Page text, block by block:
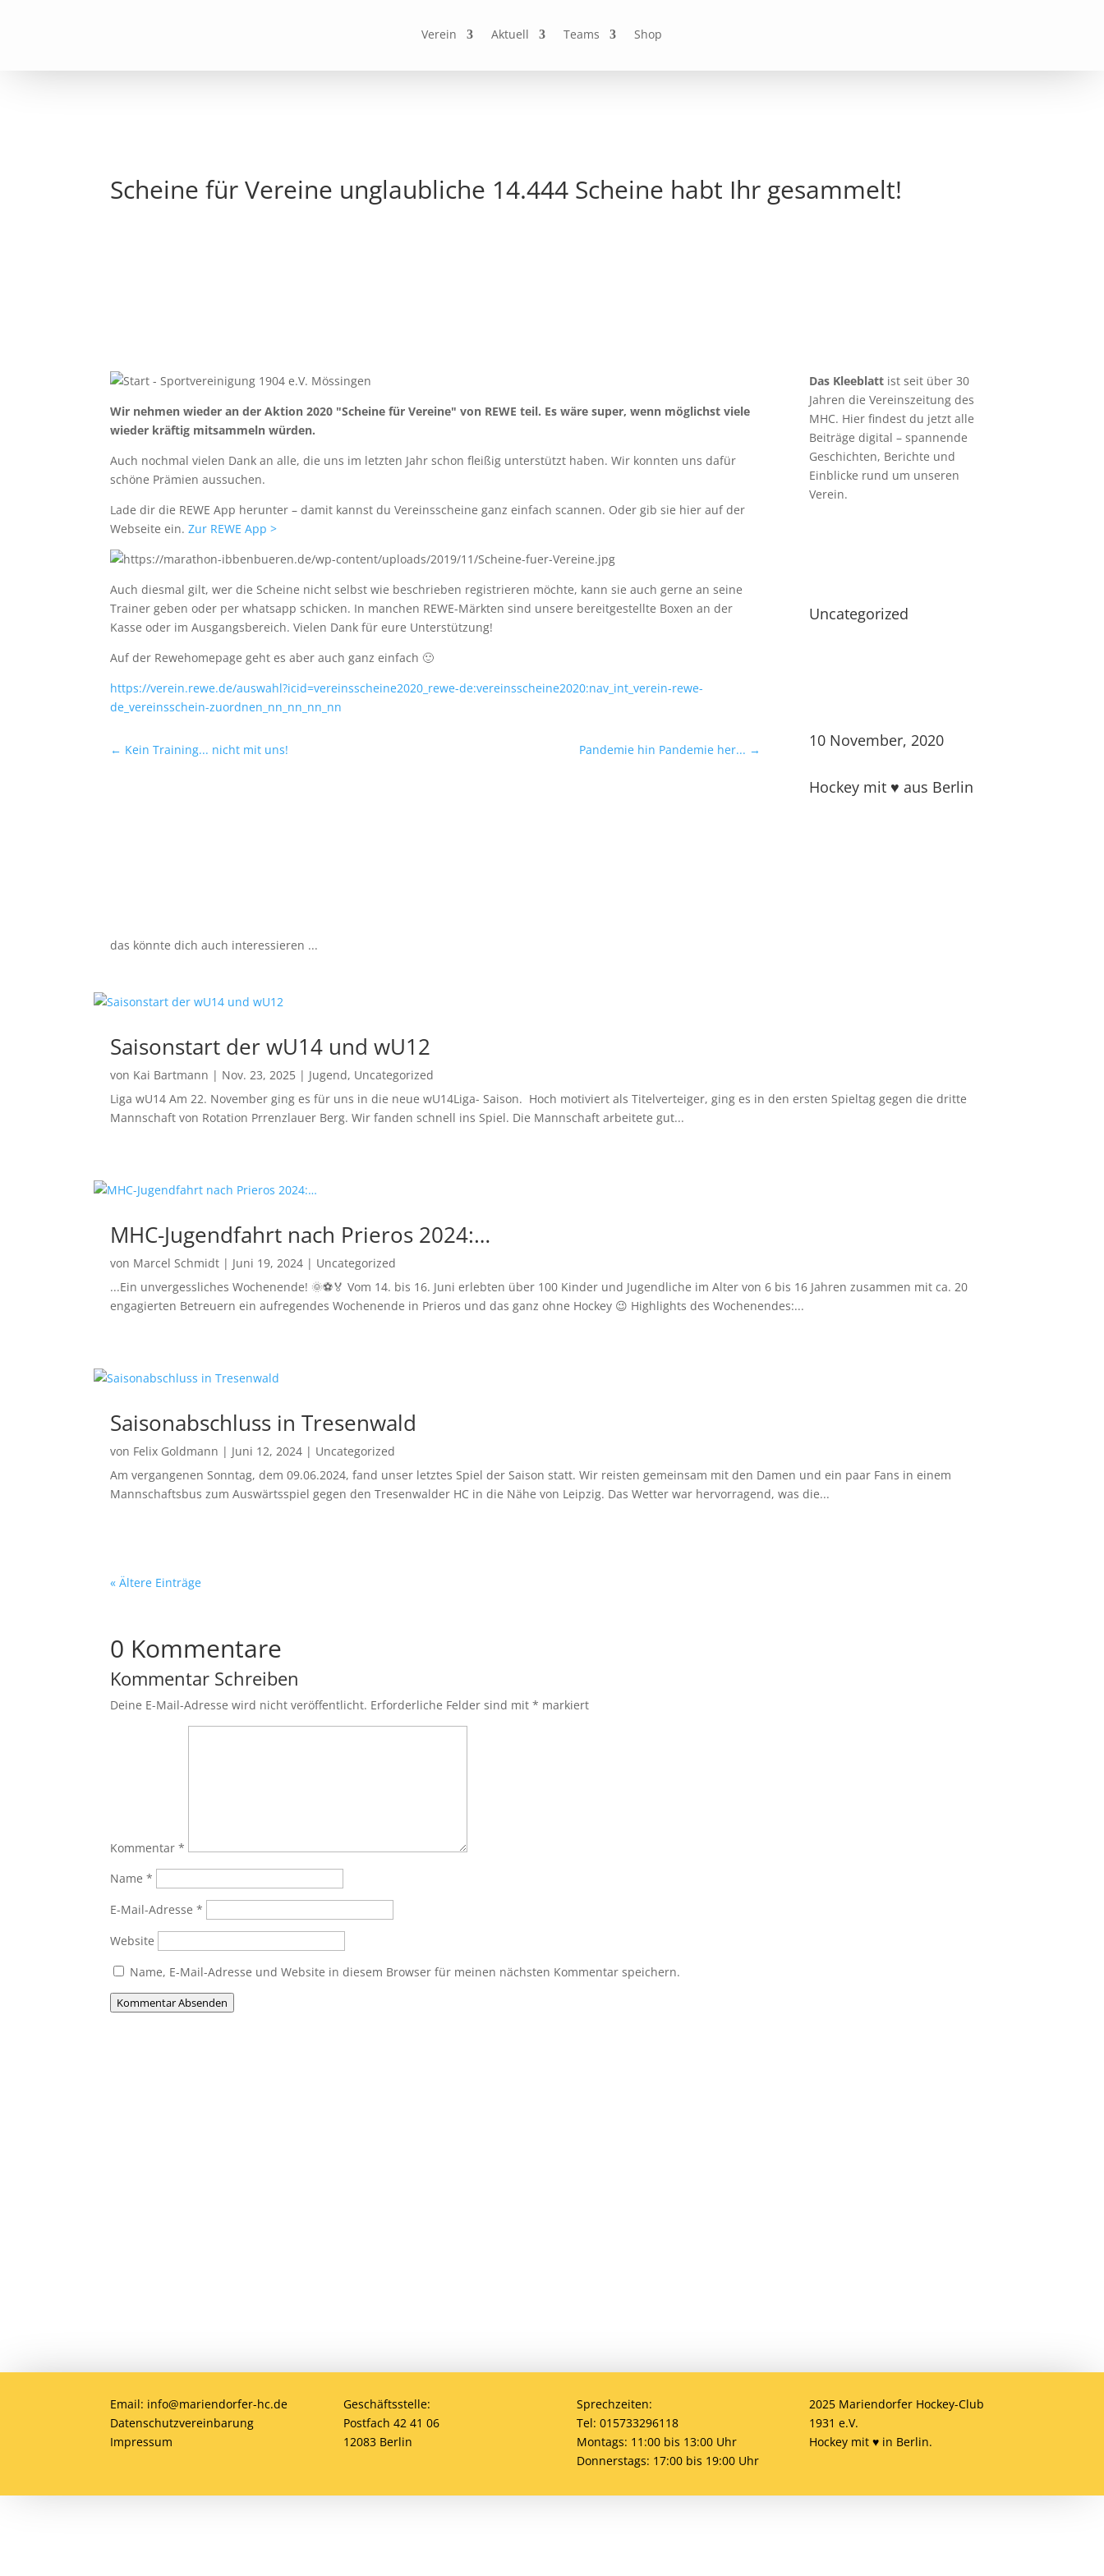
Verein Aktuell Teams Shop
Scheine für Vereine unglaubliche 14.444 Scheine habt Ihr gesammelt!
Wir nehmen wieder an der Aktion 2020 "Scheine für Vereine" von REWE teil. Es wäre super, wenn möglichst viele
wieder kräftig mitsammeln würden.
Auch nochmal vielen Dank an alle, die uns im letzten Jahr schon fleißig unterstützt haben. Wir konnten uns dafür
schöne Prämien aussuchen.
Lade dir die REWE App herunter – damit kannst du Vereinsscheine ganz einfach scannen. Oder gib sie hier auf der
Webseite ein.Zur REWE App >
Auch diesmal gilt, wer die Scheine nicht selbst wie beschrieben registrieren möchte, kann sie auch gerne an seine
Trainer geben oder per whatsapp schicken. In manchen REWE-Märkten sind unsere bereitgestellte Boxen an der
Kasse oder im Ausgangsbereich. Vielen Dank für eure Unterstützung!
Auf der Rewehomepage geht es aber auch ganz einfach 🙂
https://verein.rewe.de/auswahl?icid=vereinsscheine2020_rewe-de:vereinsscheine2020:nav_int_verein-rewe-
de_vereinsschein-zuordnen_nn_nn_nn_nn
← Kein Training... nicht mit uns! Pandemie hin Pandemie her... →
Das Kleeblatt ist seit über 30
Jahren die Vereinszeitung des
MHC. Hier findest du jetzt alle
Beiträge digital – spannende
Geschichten, Berichte und
Einblicke rund um unseren
Verein.
Uncategorized
10 November, 2020
Hockey mit ♥ aus Berlin
das könnte dich auch interessieren ...
Saisonstart der wU14 und wU12
von Kai Bartmann | Nov. 23, 2025 | Jugend, Uncategorized
Liga wU14 Am 22. November ging es für uns in die neue wU14Liga- Saison. Hoch motiviert als Titelverteiger, ging es in den ersten Spieltag gegen die dritte
Mannschaft von Rotation Prrenzlauer Berg. Wir fanden schnell ins Spiel. Die Mannschaft arbeitete gut...
MHC-Jugendfahrt nach Prieros 2024:…
von Marcel Schmidt | Juni 19, 2024 | Uncategorized
...Ein unvergessliches Wochenende! 🌞⚽🏅 Vom 14. bis 16. Juni erlebten über 100 Kinder und Jugendliche im Alter von 6 bis 16 Jahren zusammen mit ca. 20
engagierten Betreuern ein aufregendes Wochenende in Prieros und das ganz ohne Hockey 😉 Highlights des Wochenendes:...
Saisonabschluss in Tresenwald
von Felix Goldmann | Juni 12, 2024 | Uncategorized
Am vergangenen Sonntag, dem 09.06.2024, fand unser letztes Spiel der Saison statt. Wir reisten gemeinsam mit den Damen und ein paar Fans in einem
Mannschaftsbus zum Auswärtsspiel gegen den Tresenwalder HC in die Nähe von Leipzig. Das Wetter war hervorragend, was die...
« Ältere Einträge
0 Kommentare
Kommentar Schreiben
Deine E-Mail-Adresse wird nicht veröffentlicht. Erforderliche Felder sind mit* markiert
Kommentar*
Name*
E-Mail-Adresse*
Website
Name, E-Mail-Adresse und Website in diesem Browser für meinen nächsten Kommentar speichern.
Kommentar Absenden
Email: info@mariendorfer-hc.de
Datenschutzvereinbarung
Impressum
Geschäftsstelle:
Postfach 42 41 06
12083 Berlin
Sprechzeiten:
Tel: 015733296118
Montags: 11:00 bis 13:00 Uhr
Donnerstags: 17:00 bis 19:00 Uhr
2025 Mariendorfer Hockey-Club
1931 e.V.
Hockey mit ♥ in Berlin.